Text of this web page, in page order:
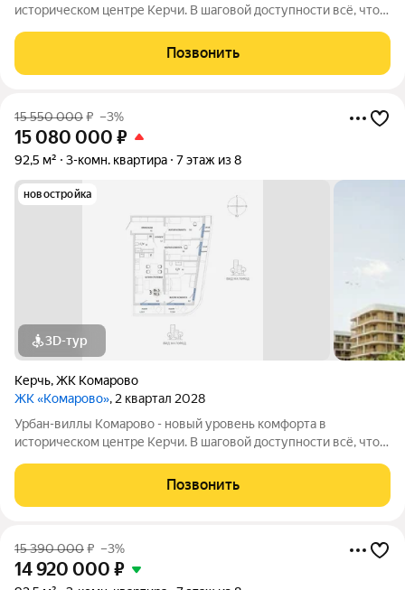
историческом центре Керчи. В шаговой доступности всё, что
благодаря обилию парковых зон. Прямо под окнами самый
большой ландшафтный парк в
Позвонить
15 550 000₽ –3%
15 080 000 ₽
92,5 м² 3-комн. квартира 7 этаж из 8
новостройка
3D-тур
Керчь,ЖК Комарово
ЖК «Комарово», 2 квартал 2028
Урбан-виллы Комарово - новый уровень комфорта в
историческом центре Керчи. В шаговой доступности всё, что
благодаря обилию парковых зон. Прямо под окнами самый
большой ландшафтный парк в
Позвонить
15 390 000₽ –3%
14 920 000 ₽